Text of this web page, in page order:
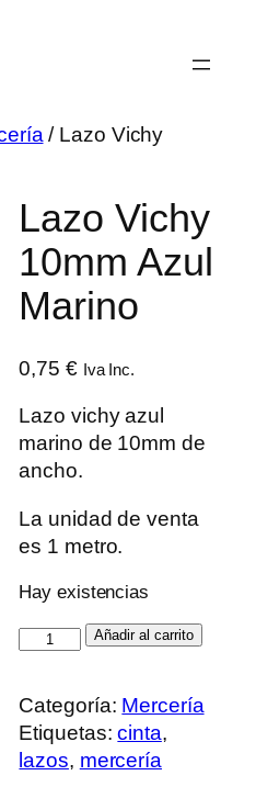
/ Lazo Vichy
Lazo Vichy
10mm Azul
Marino
0,75 € Iva Inc.
Lazo vichy azul
marino de 10mm de
ancho.
La unidad de venta
es 1 metro.
Hay existencias
Lazo
Azul
Marino
cantidad
Añadir al carrito
Categoría: Mercería
Etiquetas:cinta,
lazos, mercería